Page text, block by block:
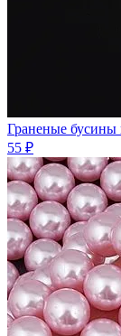
Граненые бусины
55 ₽